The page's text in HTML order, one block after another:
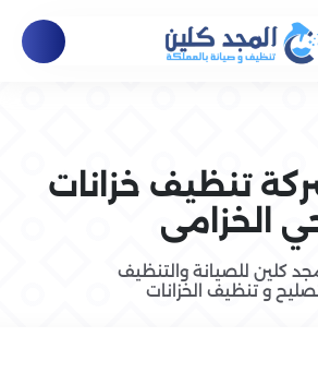
تنظيف خزانات
الخزامى
كلين للصيانة والتنظيف
و تنظيف الخزانات